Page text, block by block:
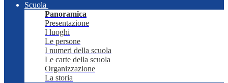
Scuola
Panoramica
Presentazione
I luoghi
Le persone
I numeri della scuola
Le carte della scuola
Organizzazione
La storia